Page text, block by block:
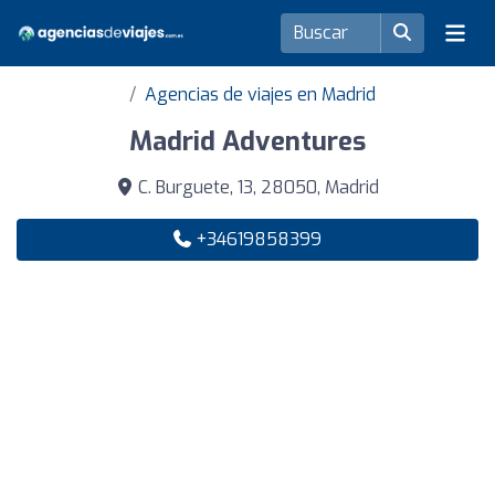
Agencias de viajes en Madrid
Madrid Adventures
C. Burguete, 13, 28050, Madrid
+34619858399